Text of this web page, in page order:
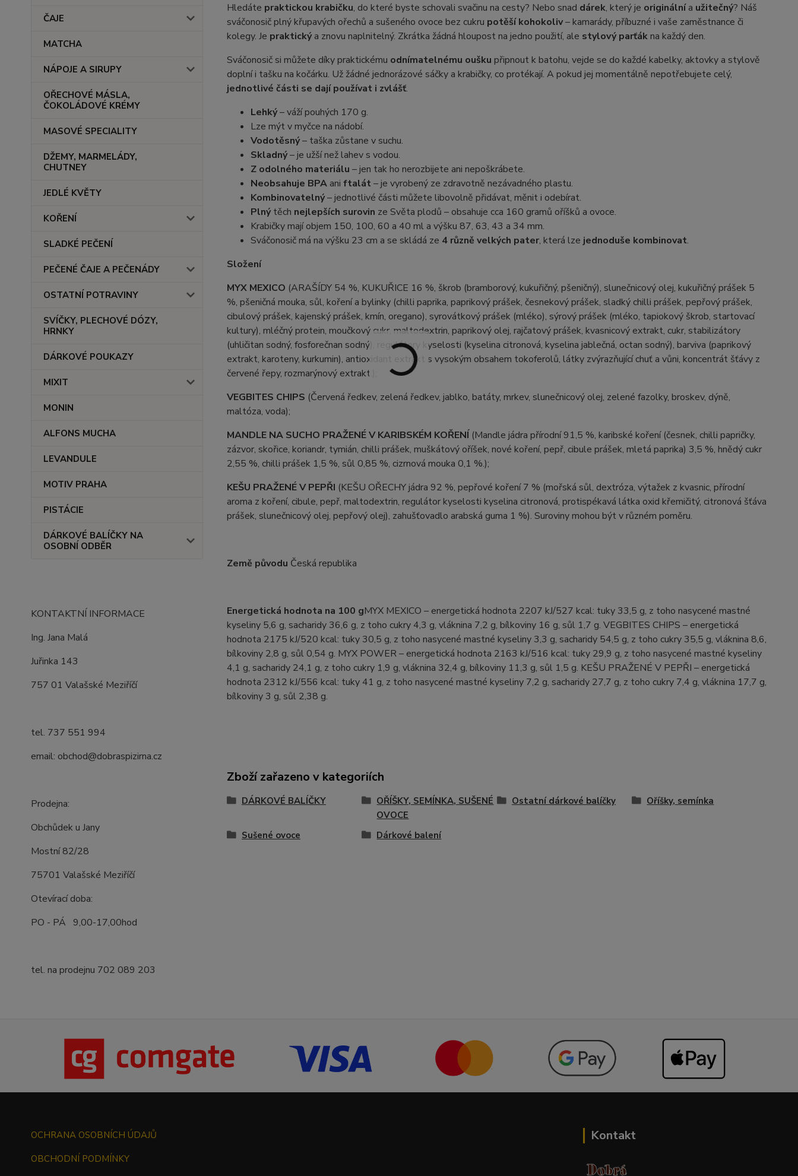
ČAJE
MATCHA
NÁPOJE A SIRUPY
OŘECHOVÉ MÁSLA,
ČOKOLÁDOVÉ KRÉMY
MASOVÉ SPECIALITY
DŽEMY, MARMELÁDY,
CHUTNEY
JEDLÉ KVĚTY
KOŘENÍ
SLADKÉ PEČENÍ
PEČENÉ ČAJE A PEČENÁDY
OSTATNÍ POTRAVINY
SVÍČKY, PLECHOVÉ DÓZY,
HRNKY
DÁRKOVÉ POUKAZY
MIXIT
MONIN
ALFONS MUCHA
LEVANDULE
MOTIV PRAHA
PISTÁCIE
DÁRKOVÉ BALÍČKY NA
OSOBNÍ ODBĚR
KONTAKTNÍ INFORMACE
Ing. Jana Malá
Juřinka 143
757 01 Valašské Meziříčí
tel. 737 551 994
email: obchod@dobraspizirna.cz
Prodejna:
Obchůdek u Jany
Mostní 82/28
75701 Valašské Meziříčí
Otevírací doba:
PO - PÁ 9,00-17,00hod
tel. na prodejnu 702 089 203
Hledáte praktickou krabičku, do které byste schovali svačinu na cesty? Nebo snad dárek, který je originálnía užitečný? Náš
sváčonosič plný křupavých ořechů a sušeného ovoce bez cukru potěší kohokoliv–⁠ kamarády, příbuzné i vaše zaměstnance či
kolegy. Je praktickýa znovu naplnitelný. Zkrátka žádná hloupost na jedno použití, ale stylový parťákna každý den.
Sváčonosič si můžete díky praktickému odnímatelnému oušku připnout k batohu, vejde se do každé kabelky, aktovky a stylově
doplní i tašku na kočárku. Už žádné jednorázové sáčky a krabičky, co protékají. A pokud jej momentálně nepotřebujete celý,
jednotlivé části se dají používat i zvlášť.
Lehký– váží pouhých 170 g.
Lze mýt v myčce na nádobí.
Vodotěsný– taška zůstane v suchu.
Skladný– je užší než lahev s vodou.
Z odolného materiálu – jen tak ho nerozbijete ani nepoškrábete.
Neobsahuje BPAani ftalát – je vyrobený ze zdravotně nezávadného plastu.
Kombinovatelný– jednotlivé části můžete libovolně přidávat, měnit i odebírat.
Plnýtěch nejlepších surovin ze Světa plodů – obsahuje cca 160 gramů oříšků a ovoce.
Krabičky mají objem 150, 100, 60 a 40 ml a výšku 87, 63, 43 a 34 mm.
Sváčonosič má na výšku 23 cm a se skládá ze 4 různě velkých pater, která lze jednoduše kombinovat.
Složení
MYX MEXICO (ARAŠÍDY 54 %, KUKUŘICE 16 %, škrob (bramborový, kukuřičný, pšeničný), slunečnicový olej, kukuřičný prášek 5
%, pšeničná mouka, sůl, koření a bylinky (chilli paprika, paprikový prášek, česnekový prášek, sladký chilli prášek, pepřový prášek,
cibulový prášek, kajenský prášek, kmín, oregano), syrovátkový prášek (mléko), sýrový prášek (mléko, tapiokový škrob, startovací
kultury), mléčný protein, moučkový cukr, maltodextrin, paprikový olej, rajčatový prášek, kvasnicový extrakt, cukr, stabilizátory
(uhličitan sodný, fosforečnan sodný), regulátory kyselosti (kyselina citronová, kyselina jablečná, octan sodný), barviva (paprikový
extrakt, karoteny, kurkumin), antioxidant extrakt s vysokým obsahem tokoferolů, látky zvýrazňující chuť a vůni, koncentrát šťávy z
červené řepy, rozmarýnový extrakt.);
VEGBITES CHIPS (Červená ředkev, zelená ředkev, jablko, batáty, mrkev, slunečnicový olej, zelené fazolky, broskev, dýně,
maltóza, voda);
MANDLE NA SUCHO PRAŽENÉ V KARIBSKÉM KOŘENÍ (Mandle jádra přírodní 91,5 %, karibské koření (česnek, chilli papričky,
zázvor, skořice, koriandr, tymián, chilli prášek, muškátový oříšek, nové koření, pepř, cibule prášek, mletá paprika) 3,5 %, hnědý cukr
2,55 %, chilli prášek 1,5 %, sůl 0,85 %, cizrnová mouka 0,1 %.);
KEŠU PRAŽENÉ V PEPŘI (KEŠU OŘECHY jádra 92 %, pepřové koření 7 % (mořská sůl, dextróza, výtažek z kvasnic, přírodní
aroma z koření, cibule, pepř, maltodextrin, regulátor kyselosti kyselina citronová, protispékavá látka oxid křemičitý, citronová šťáva
prášek, slunečnicový olej, pepřový olej), zahušťovadlo arabská guma 1 %). Suroviny mohou být v různém poměru.
Země původu Česká republika
Energetická hodnota na 100 gMYX MEXICO – energetická hodnota 2207 kJ/527 kcal: tuky 33,5 g, z toho nasycené mastné
kyseliny 5,6 g, sacharidy 36,6 g, z toho cukry 4,3 g, vláknina 7,2 g, bílkoviny 16 g, sůl 1,7 g. VEGBITES CHIPS – energetická
hodnota 2175 kJ/520 kcal: tuky 30,5 g, z toho nasycené mastné kyseliny 3,3 g, sacharidy 54,5 g, z toho cukry 35,5 g, vláknina 8,6,
bílkoviny 2,8 g, sůl 0,54 g. MYX POWER – energetická hodnota 2163 kJ/516 kcal: tuky 29,9 g, z toho nasycené mastné kyseliny
4,1 g, sacharidy 24,1 g, z toho cukry 1,9 g, vláknina 32,4 g, bílkoviny 11,3 g, sůl 1,5 g. KEŠU PRAŽENÉ V PEPŘI – energetická
hodnota 2312 kJ/556 kcal: tuky 41 g, z toho nasycené mastné kyseliny 7,2 g, sacharidy 27,7 g, z toho cukry 7,4 g, vláknina 17,7 g,
bílkoviny 3 g, sůl 2,38 g.
Zboží zařazeno v kategoriích
DÁRKOVÉ BALÍČKY
OŘÍŠKY, SEMÍNKA, SUŠENÉ
OVOCE
Ostatní dárkové balíčky Oříšky, semínka
Sušené ovoce Dárkové balení
OCHRANA OSOBNÍCH ÚDAJŮ
OBCHODNÍ PODMÍNKY
Kontakt